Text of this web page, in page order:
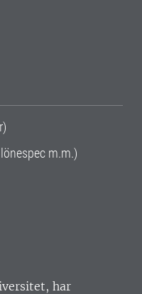
m.m.)
har